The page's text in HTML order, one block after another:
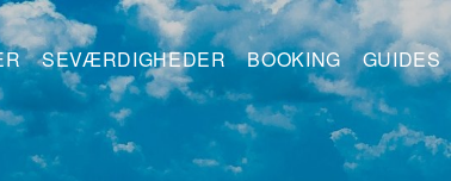
SEVÆRDIGHEDER BOOKING GUIDES